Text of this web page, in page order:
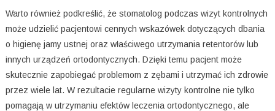
Warto również podkreślić, że stomatolog podczas wizyt kontrolnych
może udzielić pacjentowi cennych wskazówek dotyczących dbania
o higienę jamy ustnej oraz właściwego utrzymania retentorów lub
innych urządzeń ortodontycznych. Dzięki temu pacjent może
skutecznie zapobiegać problemom z zębami i utrzymać ich zdrowie
przez wiele lat. W rezultacie regularne wizyty kontrolne nie tylko
pomagają w utrzymaniu efektów leczenia ortodontycznego, ale